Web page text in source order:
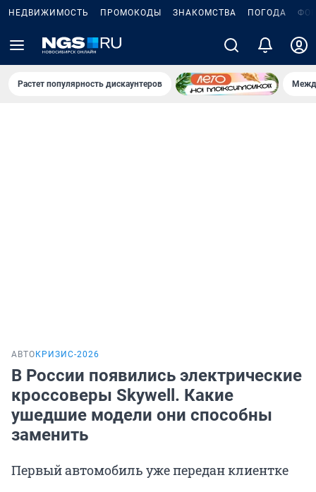
НЕДВИЖИМОСТЬ ПРОМОКОДЫ ЗНАКОМСТВА ПОГОДА
Растет популярность дискаунтеров
АВТО КРИЗИС-2026
В России появились электрические
кроссоверы Skywell. Какие
ушедшие модели они способны
заменить
Первый автомобиль уже передан клиентке